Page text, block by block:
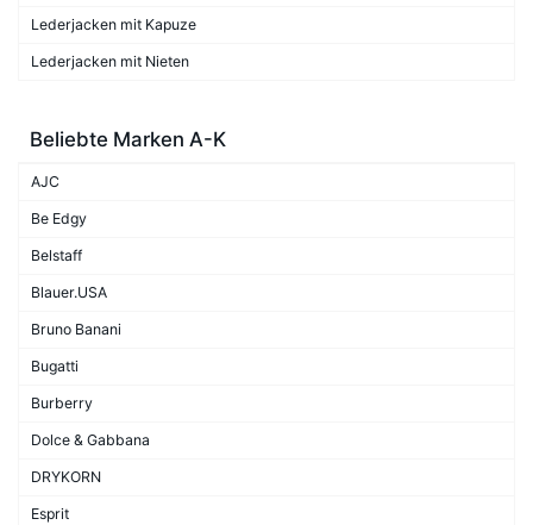
Lederjacken mit Kapuze
Lederjacken mit Nieten
Beliebte Marken A-K
AJC
Be Edgy
Belstaff
Blauer.USA
Bruno Banani
Bugatti
Burberry
Dolce & Gabbana
DRYKORN
Esprit